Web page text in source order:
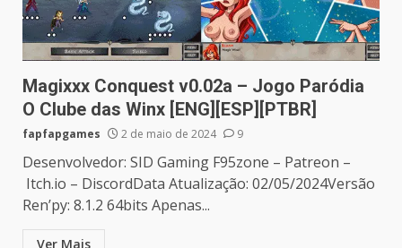
Magixxx Conquest v0.02a – Jogo Paródia
O Clube das Winx [ENG][ESP][PTBR]
fapfapgames 2 de maio de 2024 9
Desenvolvedor: SID Gaming F95zone – Patreon –
Itch.io – DiscordData Atualização: 02/05/2024Versão
Ren’py: 8.1.2 64bits Apenas...
Ver Mais